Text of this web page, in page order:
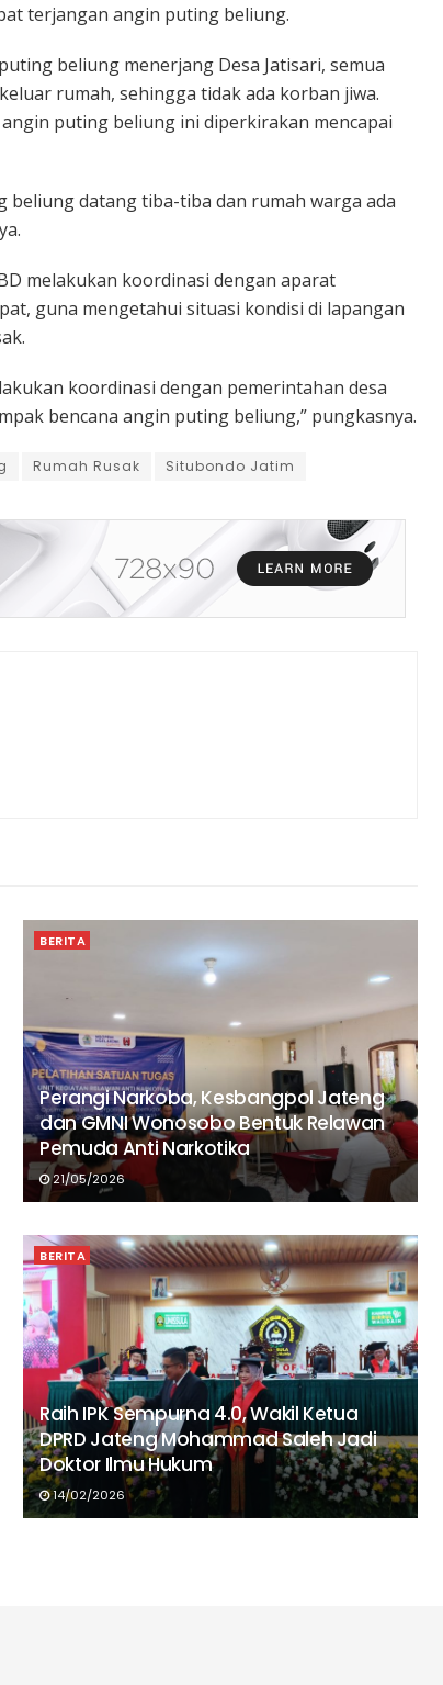
terjangan angin puting beliung.
beliung menerjang Desa Jatisari, semua
rumah, sehingga tidak ada korban jiwa.
puting beliung ini diperkirakan mencapai
beliung datang tiba-tiba dan rumah warga ada
melakukan koordinasi dengan aparat
guna mengetahui situasi kondisi di lapangan
koordinasi dengan pemerintahan desa
bencana angin puting beliung,” pungkasnya.
Rumah Rusak Situbondo Jatim
BERITA
Perangi Narkoba, Kesbangpol Jateng
dan GMNI Wonosobo Bentuk Relawan
Pemuda Anti Narkotika
21/05/2026
BERITA
Raih IPK Sempurna 4.0, Wakil Ketua
DPRD Jateng Mohammad Saleh Jadi
Doktor Ilmu Hukum
14/02/2026